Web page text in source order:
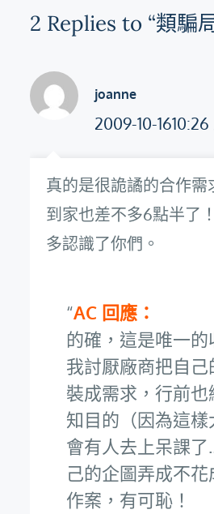
2 Replies to “類騙
joanne
2009-10-
真的是很詭譎的合作
到家也差不多6點半了
多認識了你們。
AC 回應：
的確，這是唯一的
我討厭廠商把自己
裝成需求，行前也
知目的（因為這樣
會有人去上呆課
己的企圖弄成不
作案，有可恥！